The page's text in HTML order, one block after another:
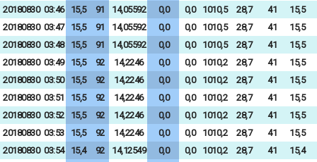
20180830 03:46 15,5 91 14,05592 0,0 0,0 1010,5 28,7 41
15,5
20180830 03:47 15,5 91 14,05592 0,0 0,0 1010,5 28,7 41
15,5
20180830 03:48 15,5 91 14,05592 0,0 0,0 1010,5 28,7 41
15,5
20180830 03:49 15,5 92 14,2246 0,0 0,0 1010,2 28,7 41
15,5
20180830 03:50 15,5 92 14,2246 0,0 0,0 1010,2 28,7 41
15,5
20180830 03:51 15,5 92 14,2246 0,0 0,0 1010,2 28,7 41
15,5
20180830 03:52 15,5 92 14,2246 0,0 0,0 1010,2 28,7 41
15,5
20180830 03:53 15,5 92 14,2246 0,0 0,0 1010,2 28,7 41
15,5
20180830 03:54 15,4 92 14,12549 0,0 0,0 1010,2 28,7 41
15,4